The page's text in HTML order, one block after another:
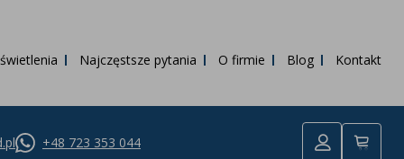
Najczęstsze pytania O firmie Blog Kontakt
+48 723 353 044